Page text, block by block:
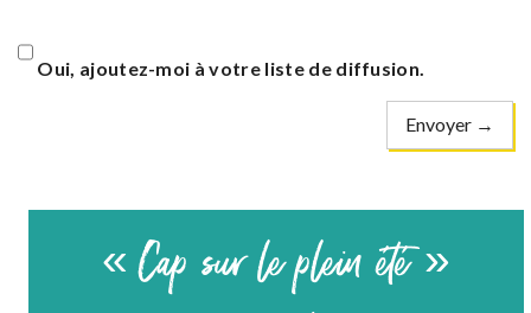
Oui, ajoutez-moi à votre liste de diffusion.
« Cap sur le plein été »